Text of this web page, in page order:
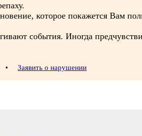
которое покажется Вам
события. Иногда
• Заявить о нарушении